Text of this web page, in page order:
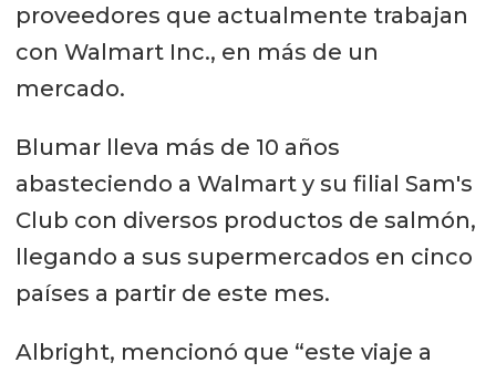
proveedores que actualmente trabajan
con Walmart Inc., en más de un
mercado.
Blumar lleva más de 10 años
abasteciendo a Walmart y su filial Sam's
Club con diversos productos de salmón,
llegando a sus supermercados en cinco
países a partir de este mes.
Albright, mencionó que “este viaje a